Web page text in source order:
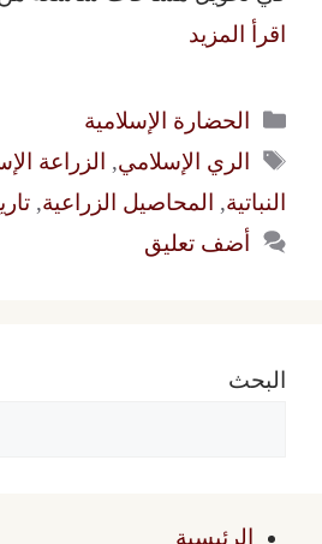
اقرأ المزيد
التصنيفات
الحضارة الإسلامية
الوسوم
الري الإسلامي, الزراعة
النباتية, المحاصيل الزراعية,
أضف تعليق
البحث
الرئيسية